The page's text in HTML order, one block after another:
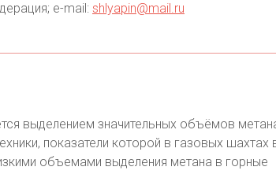
e-mail: shlyapin@mail.ru
выделением значительных объёмов
показатели которой в газовых шахтах
объемами выделения метана в горные